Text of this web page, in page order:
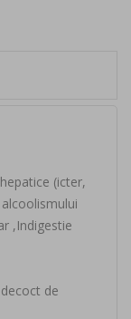
(icter,
,Indigestie
de